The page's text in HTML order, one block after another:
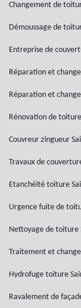
Changement de
Démoussage de
Entreprise de
Réparation et
Réparation et
Rénovation de
Couvreur zingueur
Travaux de
Etanchéité toiture
Urgence fuite de
Nettoyage de toiture
Traitement et
Hydrofuge toiture
Ravalement de